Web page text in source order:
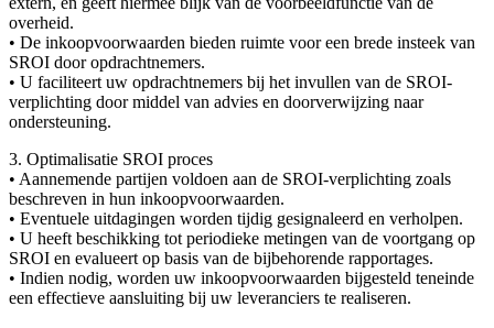
overheid.
• De inkoopvoorwaarden bieden ruimte voor een brede insteek van
SROI door opdrachtnemers.
• U faciliteert uw opdrachtnemers bij het invullen van de SROI-
verplichting door middel van advies en doorverwijzing naar
ondersteuning.
3. Optimalisatie SROI proces
• Aannemende partijen voldoen aan de SROI-verplichting zoals
beschreven in hun inkoopvoorwaarden.
• Eventuele uitdagingen worden tijdig gesignaleerd en verholpen.
• U heeft beschikking tot periodieke metingen van de voortgang op
SROI en evalueert op basis van de bijbehorende rapportages.
• Indien nodig, worden uw inkoopvoorwaarden bijgesteld teneinde
een effectieve aansluiting bij uw leveranciers te realiseren.